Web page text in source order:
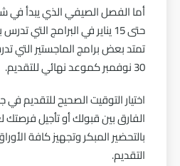
أما الفصل الصيفي الذي يبدأ في
حتى 15 يناير في البرامج التي
تمتد بعض برامج الماجستير التي
30 نوفمبر كموعد نهائي للتقديم.
اختيار التوقيت الصحيح للتقديم
الفارق بين قبولك أو تأجيل
بالتحضير المبكر وتجهيز كافة
التقديم.